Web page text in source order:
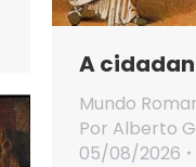
A
Mundo
Por Alberto
05/08/2026